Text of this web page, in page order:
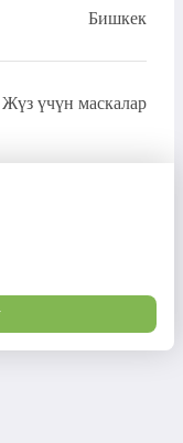
Бишкек
Жүз үчүн маскалар